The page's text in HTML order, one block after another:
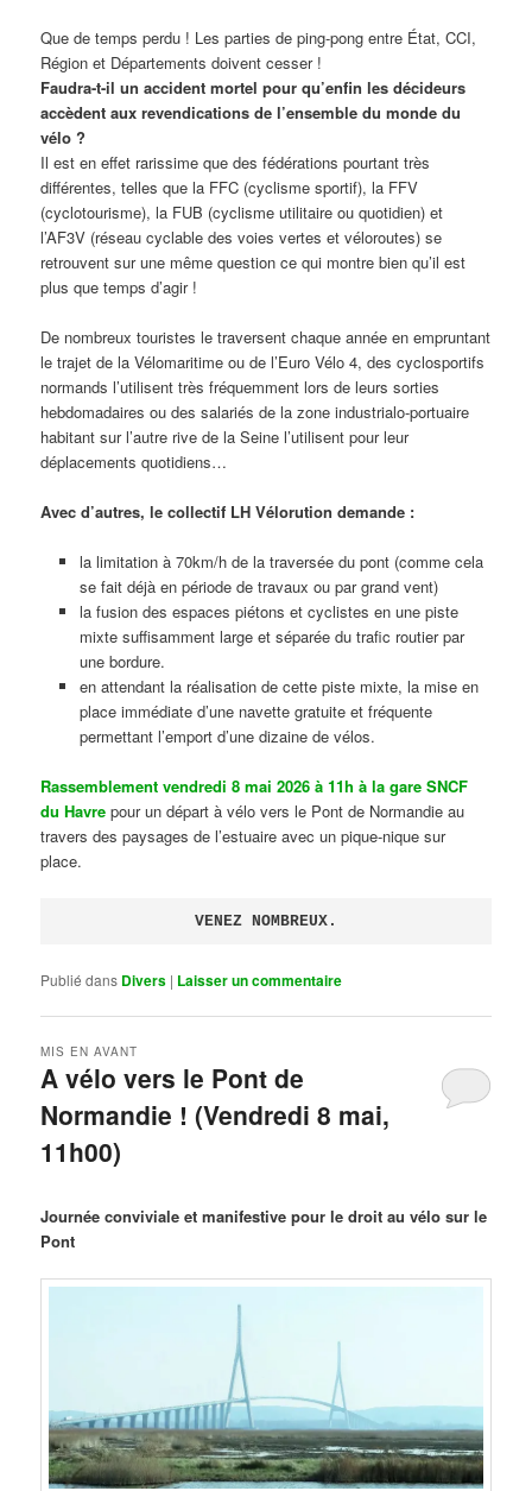
Que de temps perdu ! Les parties de ping-pong entre État, CCI,
Région et Départements doivent cesser !
Faudra-t-il un accident mortel pour qu’enfin les décideurs
accèdent aux revendications de l’ensemble du monde du
vélo ?
Il est en effet rarissime que des fédérations pourtant très
différentes, telles que la FFC (cyclisme sportif), la FFV
(cyclotourisme), la FUB (cyclisme utilitaire ou quotidien) et
l’AF3V (réseau cyclable des voies vertes et véloroutes) se
retrouvent sur une même question ce qui montre bien qu’il est
plus que temps d’agir !
De nombreux touristes le traversent chaque année en empruntant
le trajet de la Vélomaritime ou de l’Euro Vélo 4, des cyclosportifs
normands l’utilisent très fréquemment lors de leurs sorties
hebdomadaires ou des salariés de la zone industrialo-portuaire
habitant sur l’autre rive de la Seine l’utilisent pour leur
déplacements quotidiens…
Avec d’autres, le collectif LH Vélorution demande :
la limitation à 70km/h de la traversée du pont (comme cela
se fait déjà en période de travaux ou par grand vent)
la fusion des espaces piétons et cyclistes en une piste
mixte suffisamment large et séparée du trafic routier par
une bordure.
en attendant la réalisation de cette piste mixte, la mise en
place immédiate d’une navette gratuite et fréquente
permettant l’emport d’une dizaine de vélos.
Rassemblement vendredi 8 mai 2026 à 11h à la gare SNCF
du Havre pour un départ à vélo vers le Pont de Normandie au
travers des paysages de l’estuaire avec un pique-nique sur
place.
VENEZ NOMBREUX.
Publié dans Divers | Laisser un commentaire
A vélo vers le Pont de
Normandie ! (Vendredi 8 mai,
11h00)
MIS EN AVANT
Journée conviviale et manifestive pour le droit au vélo sur le
Pont